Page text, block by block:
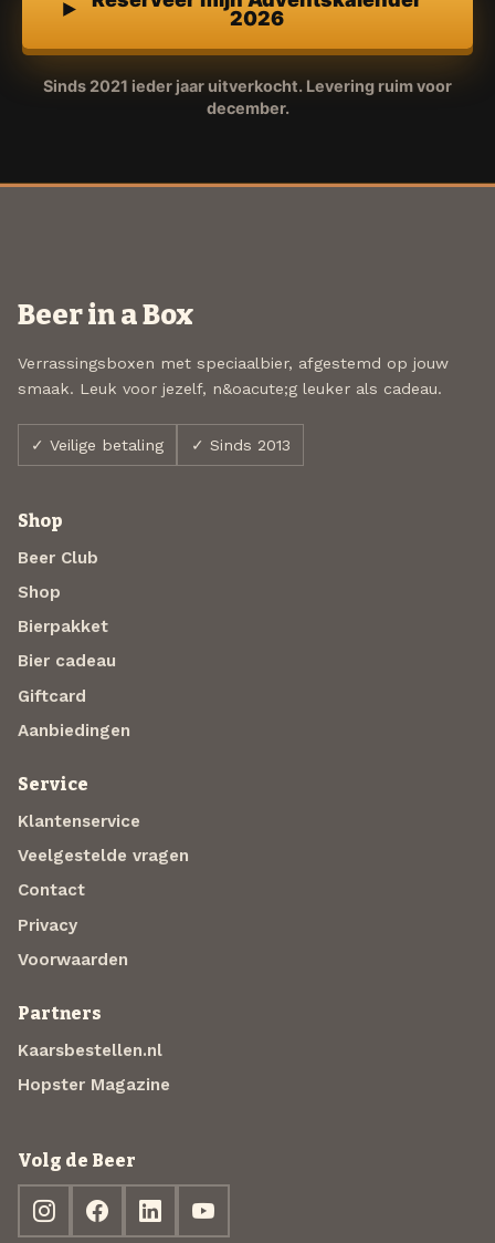
2026
Sinds 2021 ieder jaar uitverkocht. Levering ruim voor
december.
Beer in a Box
Verrassingsboxen met speciaalbier, afgestemd op jouw
smaak. Leuk voor jezelf, n&oacute;g leuker als cadeau.
✓ Veilige betaling ✓ Sinds 2013
Shop
Beer Club
Shop
Bierpakket
Bier cadeau
Giftcard
Aanbiedingen
Service
Klantenservice
Veelgestelde vragen
Contact
Privacy
Voorwaarden
Partners
Kaarsbestellen.nl
Hopster Magazine
Volg de Beer